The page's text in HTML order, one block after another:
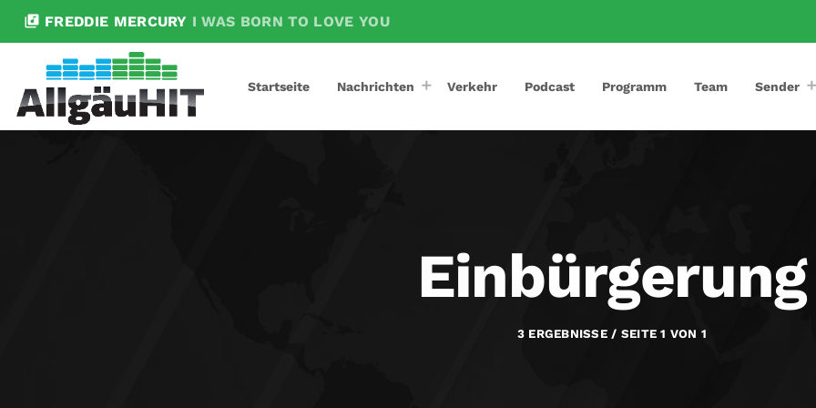
library_music FREDDIE MERCURY I WAS BORN TO LOVE YOU
Startseite Nachrichten Verkehr Podcast Programm Team Sender
Einbürgerung
3 ERGEBNISSE / SEITE 1 VON 1